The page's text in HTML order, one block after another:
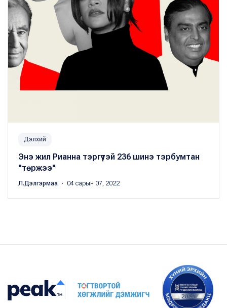
Дэлхий
Энэ жил Рианна тэргүүтэй 236 шинэ тэрбумтан
"төржээ"
Л.Дэлгэрмаа ・ 04 сарын 07, 2022